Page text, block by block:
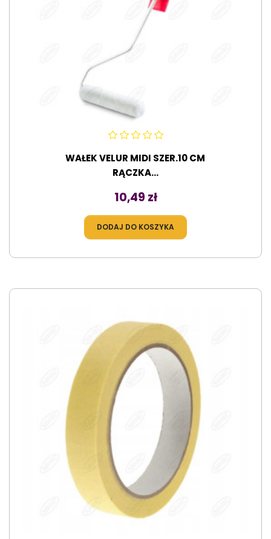
WAŁEK VELUR MIDI SZER.10 CM
RĄCZKA...
Cena
10,49 zł
DODAJ DO KOSZYKA